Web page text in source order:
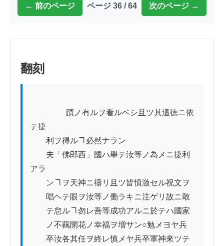
← 前のページ ページ 36 / 64 次のページ →
翻刻
テ捷
利ヲ得ルヿ必然ナラン
夫「佛郎西」國ハ舉テ汝等ノ為メニ捷利
アラ
ンヿヲ天神ニ禱リ且ツ皆憤激セル祝文ヲ
唱ヘテ眼ヲ汝等ノ働ラキニ注ゲリ故ニ敢
テ怠ルヿ勿レ吾等成功アルニ於テハ國家
ノ不覊開花ノ幸福ヲ増サン○勉メヨヤ兵
卒汝各其任ヲ終レ慎メヤ兵卒軍神來ツテ